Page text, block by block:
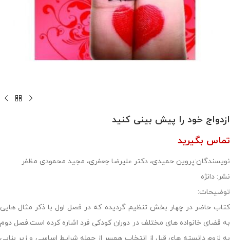
ازدواج خود را پیش بینی کنید
تماس بگیرید
نویسندگان:پروین حمیدی، دکتر علیرضا جعفری، مجید محمودی مظفر
نشر: دانژه
توضیحات:
کتاب حاضر در چهار بخش تنظیم گردیده که در فصل اول با ذکر مثال هایی
به قضای خانواده های مختلف در دوران کودکی فرد اشاره کرده است.فصل دوم